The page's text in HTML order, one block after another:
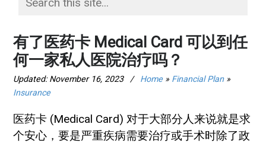
有了医药卡 Medical Card 可以到任
何一家私人医院治疗吗？
Updated: November 16, 2023 / Home» Financial Plan»
Insurance
医药卡 (Medical Card) 对于大部分人来说就是求
个安心，要是严重疾病需要治疗或手术时除了政